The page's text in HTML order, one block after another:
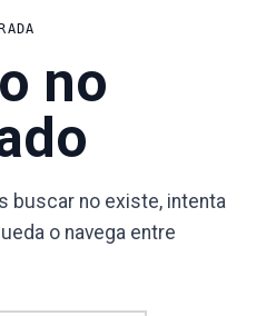
no
buscar no existe, intenta
o navega entre